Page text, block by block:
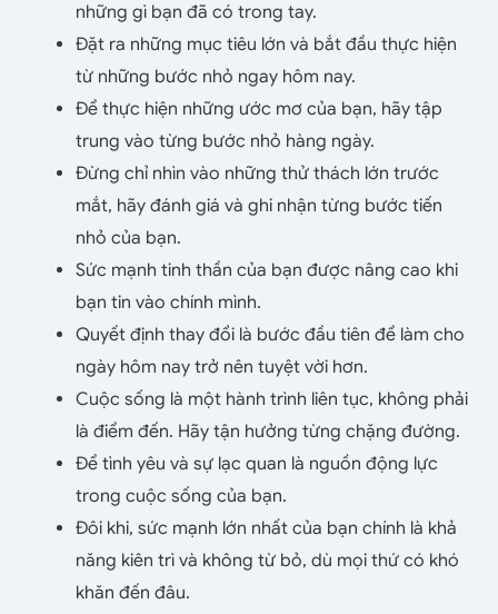
những gì bạn đã có trong tay.
Đặt ra những mục tiêu lớn và bắt đầu thực hiện
từ những bước nhỏ ngay hôm nay.
Để thực hiện những ước mơ của bạn, hãy tập
trung vào từng bước nhỏ hàng ngày.
Đừng chỉ nhìn vào những thử thách lớn trước
mắt, hãy đánh giá và ghi nhận từng bước tiến
nhỏ của bạn.
Sức mạnh tinh thần của bạn được nâng cao khi
bạn tin vào chính mình.
Quyết định thay đổi là bước đầu tiên để làm cho
ngày hôm nay trở nên tuyệt vời hơn.
Cuộc sống là một hành trình liên tục, không phải
là điểm đến. Hãy tận hưởng từng chặng đường.
Để tình yêu và sự lạc quan là nguồn động lực
trong cuộc sống của bạn.
Đôi khi, sức mạnh lớn nhất của bạn chính là khả
năng kiên trì và không từ bỏ, dù mọi thứ có khó
khăn đến đâu.